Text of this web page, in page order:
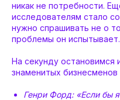
никак не потребности.
исследователям стало
нужно спрашивать не о
проблемы он испытывает.
На секунду остановимся
знаменитых бизнесменов
Генри Форд: «Если бы